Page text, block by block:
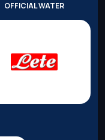
OFFICIAL WATER